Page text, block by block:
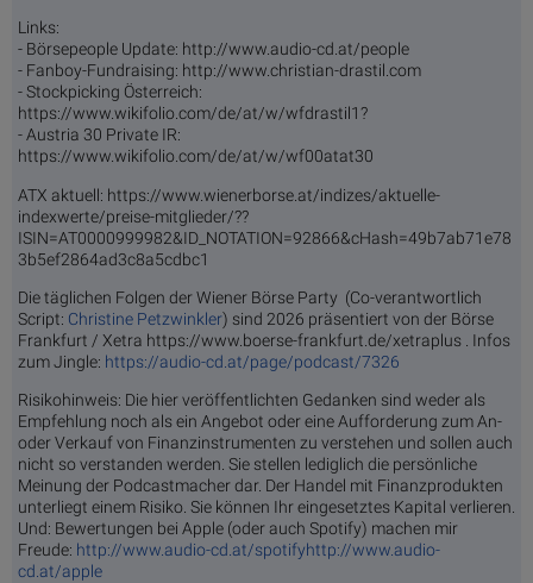
Links:
- Börsepeople Update: http://www.audio-cd.at/people
- Fanboy-Fundraising: http://www.christian-drastil.com
- Stockpicking Österreich:
https://www.wikifolio.com/de/at/w/wfdrastil1?
- Austria 30 Private IR:
https://www.wikifolio.com/de/at/w/wf00atat30
ATX aktuell: https://www.wienerborse.at/indizes/aktuelle-
indexwerte/preise-mitglieder/??
ISIN=AT0000999982&ID_NOTATION=92866&cHash=49b7ab71e78
3b5ef2864ad3c8a5cdbc1
Die täglichen Folgen der Wiener Börse Party (Co-verantwortlich
Script: Christine Petzwinkler) sind 2026 präsentiert von der Börse
Frankfurt / Xetra https://www.boerse-frankfurt.de/xetraplus . Infos
zum Jingle: https://audio-cd.at/page/podcast/7326
Risikohinweis: Die hier veröffentlichten Gedanken sind weder als
Empfehlung noch als ein Angebot oder eine Aufforderung zum An-
oder Verkauf von Finanzinstrumenten zu verstehen und sollen auch
nicht so verstanden werden. Sie stellen lediglich die persönliche
Meinung der Podcastmacher dar. Der Handel mit Finanzprodukten
unterliegt einem Risiko. Sie können Ihr eingesetztes Kapital verlieren.
Und: Bewertungen bei Apple (oder auch Spotify) machen mir
Freude: http://www.audio-cd.at/spotifyhttp://www.audio-
cd.at/apple